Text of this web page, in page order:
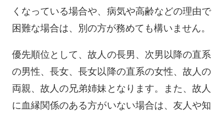
くなっている場合や、病気や高齢などの理由で
困難な場合は、別の方が務めても構いません。
優先順位として、故人の長男、次男以降の直系
の男性、長女、長女以降の直系の女性、故人の
両親、故人の兄弟姉妹となります。また、故人
に血縁関係のある方がいない場合は、友人や知